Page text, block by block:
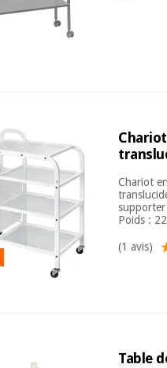
Chariot
Poids :
(1 avis)
Table